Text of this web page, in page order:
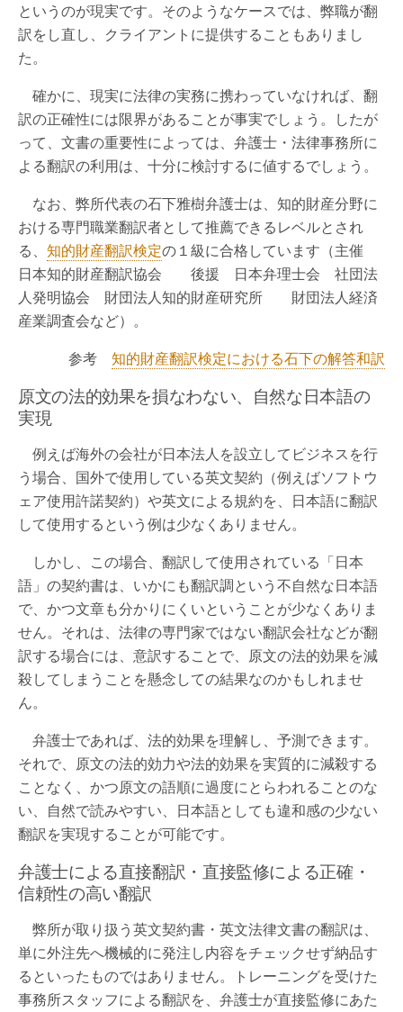
というのが現実です。そのようなケースでは、弊職が翻
訳をし直し、クライアントに提供することもありまし
た。
確かに、現実に法律の実務に携わっていなければ、翻
訳の正確性には限界があることが事実でしょう。したが
って、文書の重要性によっては、弁護士・法律事務所に
よる翻訳の利用は、十分に検討するに値するでしょう。
なお、弊所代表の石下雅樹弁護士は、 知的財産分野に
おける専門職業翻訳者として推薦できるレベルとされ
る、 知的財産翻訳検定の１級に合格しています（主催
日本知的財産翻訳協会 後援 日本弁理士会 社団法
人発明協会 財団法人知的財産研究所 財団法人経済
産業調査会など）。
参考 知的財産翻訳検定における石下の解答和訳
原文の法的効果を損なわない、自然な日本語の
実現
例えば海外の会社が日本法人を設立してビジネスを行
う場合、国外で使用している英文契約（例えばソフトウ
ェア使用許諾契約）や英文による規約を、日本語に翻訳
して使用するという例は少なくありません。
しかし、この場合、翻訳して使用されている「日本
語」の契約書は、いかにも翻訳調という不自然な日本語
で、かつ文章も分かりにくいということが少なくありま
せん。それは、法律の専門家ではない翻訳会社などが翻
訳する場合には、意訳することで、原文の法的効果を減
殺してしまうことを懸念しての結果なのかもしれませ
ん。
弁護士であれば、法的効果を理解し、予測できます。
それで、原文の法的効力や法的効果を実質的に減殺する
ことなく、かつ原文の語順に過度にとらわれることのな
い、自然で読みやすい、日本語としても違和感の少ない
翻訳を実現することが可能です。
弁護士による直接翻訳・直接監修による正確・
信頼性の高い翻訳
弊所が取り扱う英文契約書・英文法律文書の翻訳は、
単に外注先へ機械的に発注し内容をチェックせず納品す
るといったものではありません。トレーニングを受けた
事務所スタッフによる翻訳を、弁護士が直接監修にあた